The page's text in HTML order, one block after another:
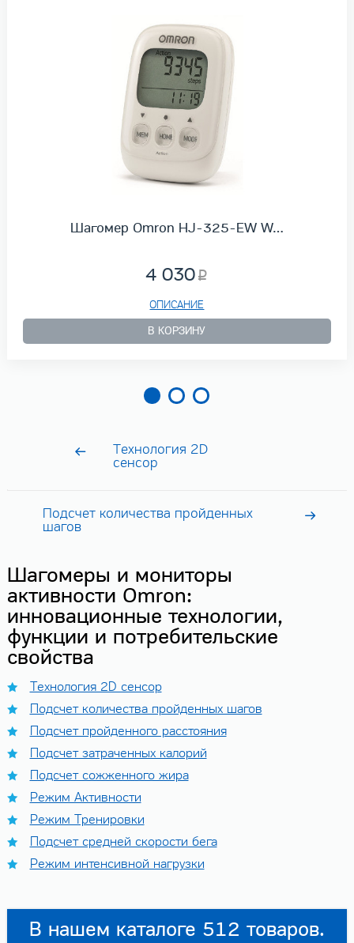
Шагомер Omron HJ-325-EW W…
4 030
ОПИСАНИЕ
В КОРЗИНУ
Технология 2D
сенсор
Подсчет количества пройденных
шагов
Шагомеры и мониторы
активности Omron:
инновационные технологии,
функции и потребительские
свойства
Технология 2D сенсор
Подсчет количества пройденных шагов
Подсчет пройденного расстояния
Подсчет затраченных калорий
Подсчет сожженного жира
Режим Активности
Режим Тренировки
Подсчет средней скорости бега
Режим интенсивной нагрузки
В нашем каталоге 512 товаров.